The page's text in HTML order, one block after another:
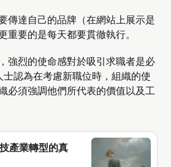
傳達自己的品牌（在網站上展示是
重要的是每天都要貫徹執行。
強烈的使命感對於吸引求職者是必
認為在考慮新職位時，組織的使
必須強調他們所代表的價值以及工
產業轉型的真